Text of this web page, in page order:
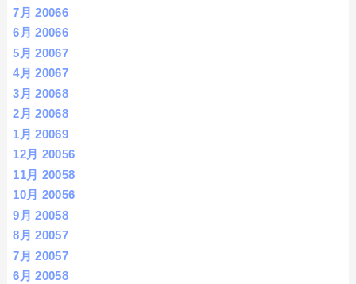
7月 20066
6月 20066
5月 20067
4月 20067
3月 20068
2月 20068
1月 20069
12月 20056
11月 20058
10月 20056
9月 20058
8月 20057
7月 20057
6月 20058